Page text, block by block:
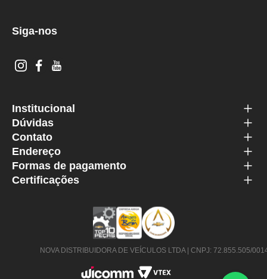
Siga-nos
Institucional
Dúvidas
Contato
Endereço
Formas de pagamento
Certificações
NOVA DISTRIBUIDORA DE VEÍCULOS LTDA | CNPJ: 72.855.505/